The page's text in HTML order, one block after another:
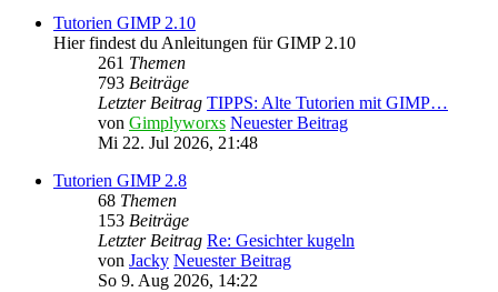
Tutorien GIMP 2.10
Hier findest du Anleitungen für GIMP 2.10
261 Themen
793 Beiträge
Letzter Beitrag TIPPS: Alte Tutorien mit GIMP…
von Gimplyworxs Neuester Beitrag
Mi 22. Jul 2026, 21:48
Tutorien GIMP 2.8
68 Themen
153 Beiträge
Letzter Beitrag Re: Gesichter kugeln
von Jacky Neuester Beitrag
So 9. Aug 2026, 14:22